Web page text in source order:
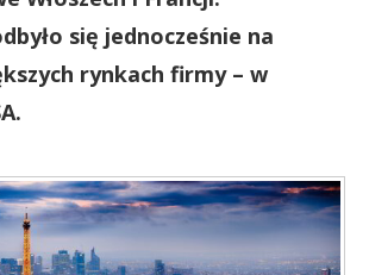
się jednocześnie na
rynkach firmy – w